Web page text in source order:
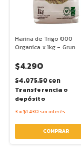
Harina de Trigo 000
Organica x 1kg - Grun
$4.290
$4.075,50con
Transferencia o
depósito
3x$1.430 sin interés